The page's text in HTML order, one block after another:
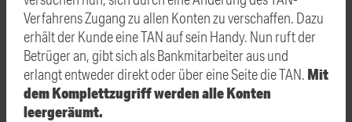
Verfahrens Zugang zu allen Konten zu verschaffen. Dazu
erhält der Kunde eine TAN auf sein Handy. Nun ruft der
Betrüger an, gibt sich als Bankmitarbeiter aus und
erlangt entweder direkt oder über eine Seite die TAN. Mit
dem Komplettzugriff werden alle Konten
leergeräumt.